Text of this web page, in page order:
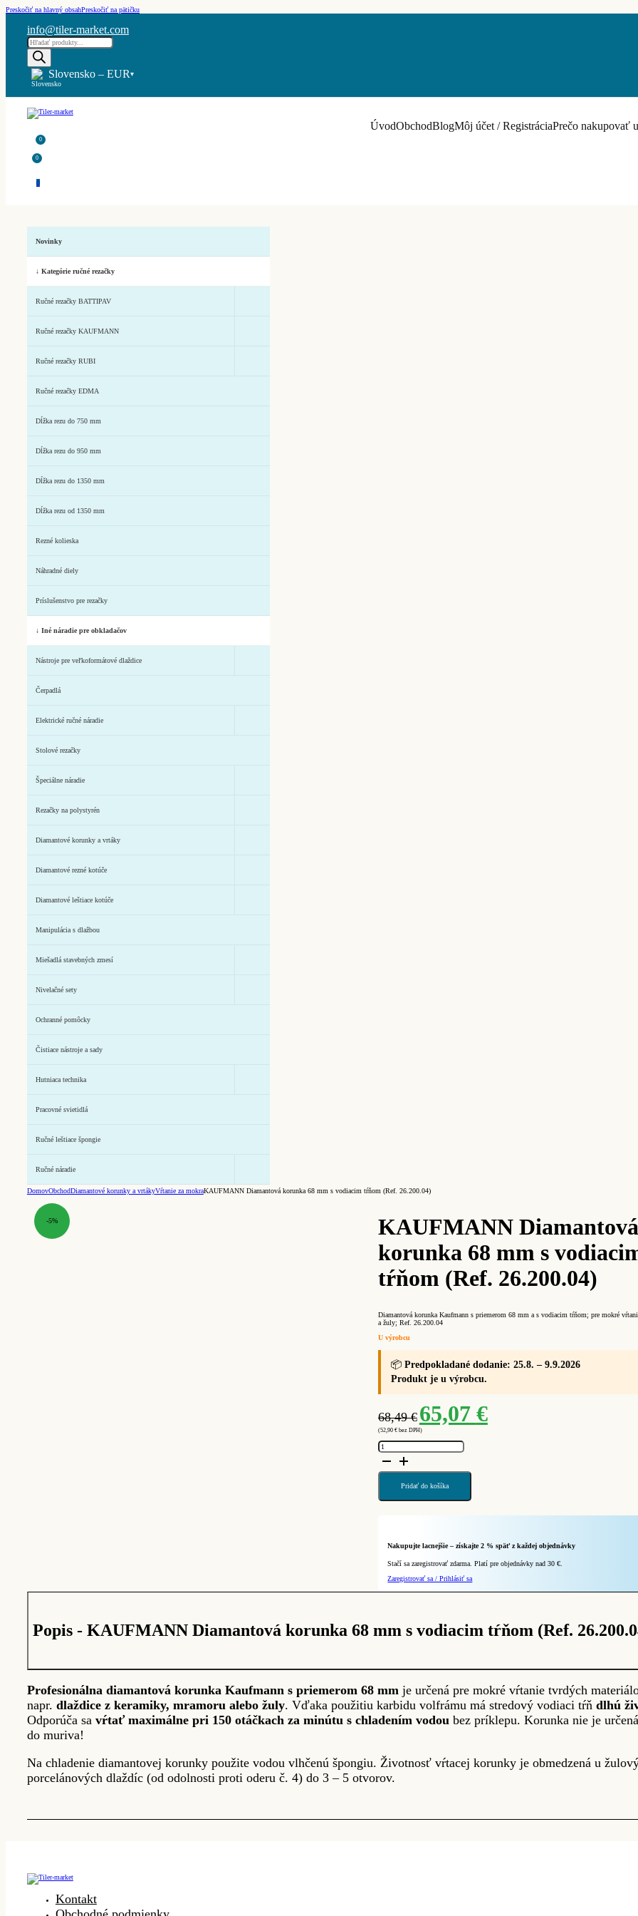
Preskočiť na hlavný obsahPreskočiť na pätičku
info@tiler-market.com
Products
search
Slovensko – EUR▾
ÚvodObchodBlogMôj účet / RegistráciaPrečo nakupovať
0
0
0
Novinky
↓ Kategórie ručné rezačky
Ručné rezačky BATTIPAV
Ručné rezačky KAUFMANN
Ručné rezačky RUBI
Ručné rezačky EDMA
Dĺžka rezu do 750 mm
Dĺžka rezu do 950 mm
Dĺžka rezu do 1350 mm
Dĺžka rezu od 1350 mm
Rezné kolieska
Náhradné diely
Príslušenstvo pre rezačky
↓ Iné náradie pre obkladačov
Nástroje pre veľkoformátové dlaždice
Čerpadlá
Elektrické ručné náradie
Stolové rezačky
Špeciálne náradie
Rezačky na polystyrén
Diamantové korunky a vrtáky
Diamantové rezné kotúče
Diamantové leštiace kotúče
Manipulácia s dlažbou
Miešadlá stavebných zmesí
Nivelačné sety
Ochranné pomôcky
Čistiace nástroje a sady
Hutniaca technika
Pracovné svietidlá
Ručné leštiace špongie
Ručné náradie
DomovObchodDiamantové korunky a vrtákyVŕtanie za mokraKAUFMANN Diamantová korunka 68 mm s vodiacim tŕňom (Ref. 26.200.04)
-5%
KAUFMANN Diamantová
korunka 68 mm s
tŕňom (Ref. 26.200.04)
Diamantová korunka Kaufmann s priemerom 68 mm a s vodiacim tŕňom; pre mokré
a žuly; Ref. 26.200.04
U výrobcu
📦 Predpokladané dodanie: 25.8. – 9.9.2026
Produkt je u výrobcu.
68,49€
Pôvodná
cena
bola:
68,49 €.
65,07 €Aktuálna
cena
(52,90 €bez DPH)
množstvo
KAUFMANN
Diamantová
68
vodiacim
Pridať do košíka
Nakupujte lacnejšie – získajte 2 % späť z každej objednávky
Stačí sa zaregistrovať zdarma. Platí pre objednávky nad 30 €.
Zaregistrovať sa / Prihlásiť sa
Popis - KAUFMANN Diamantová korunka 68 mm s vodiacim tŕňom (Ref.
Profesionálna diamantová korunka Kaufmann s priemerom 68 mm je určená pre mokré vŕtanie tvrdých
napr. dlaždice z keramiky, mramoru alebo žuly. Vďaka použitiu karbidu volfrámu má stredový vodiaci tŕň dlhú
Odporúča sa vŕtať maximálne pri 150 otáčkach za minútu s chladením vodou bez príklepu. Korunka nie je
do muriva!
Na chladenie diamantovej korunky použite vodou vlhčenú špongiu. Životnosť vŕtacej korunky je obmedzená u
porcelánových dlaždíc (od odolnosti proti oderu č. 4) do 3 – 5 otvorov.
Kontakt